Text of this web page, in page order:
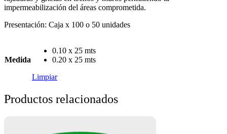
impermeabilización del áreas comprometida.
Presentación: Caja x 100 o 50 unidades
Medida
0.10 x 25 mts
0.20 x 25 mts
Limpiar
Productos relacionados